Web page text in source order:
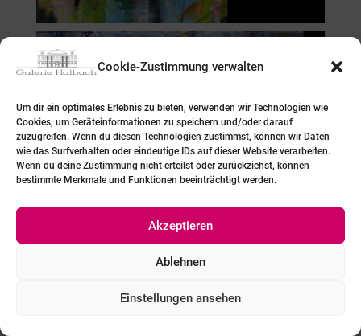
Cookie-Zustimmung verwalten
Um dir ein optimales Erlebnis zu bieten, verwenden wir Technologien wie
Cookies, um Geräteinformationen zu speichern und/oder darauf
zuzugreifen. Wenn du diesen Technologien zustimmst, können wir Daten
wie das Surfverhalten oder eindeutige IDs auf dieser Website verarbeiten.
Wenn du deine Zustimmung nicht erteilst oder zurückziehst, können
bestimmte Merkmale und Funktionen beeinträchtigt werden.
Akzeptieren
Ablehnen
Einstellungen ansehen